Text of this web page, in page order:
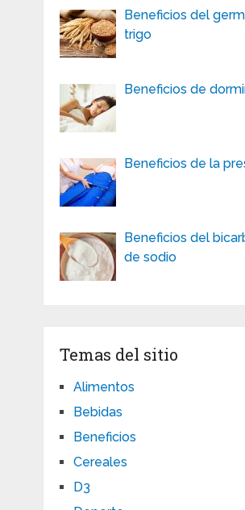
Beneficios del
trigo
Beneficios de
Beneficios de la
Beneficios del
de sodio
Temas del sitio
Alimentos
Bebidas
Beneficios
Cereales
D3